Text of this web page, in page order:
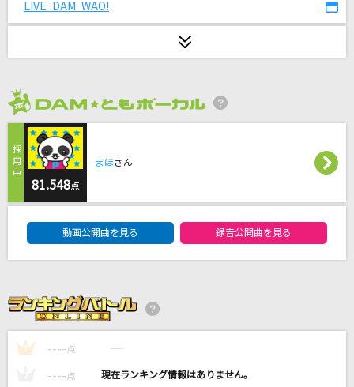
Soranji
ソワレ
星街すいせい
[生音]ツキミソウ
Novelbright
[生音]夢をかなえてドラえもん
mao
ZARD
LIVE DAM WAO!
81.548点
まほさん
動画公開曲を見る 録音公開曲を見る
1 ---- 点 ----
---- 点 ----